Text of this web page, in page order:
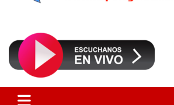
FM Patagonia Madryn